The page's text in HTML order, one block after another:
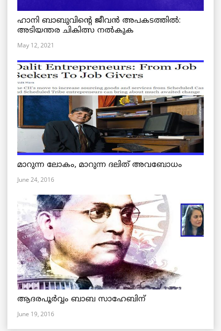
ഹാനി ബാബുവിന്റെ ജീവൻ അപകടത്തിൽ:
അടിയന്തര ചികിത്സ നൽകുക
May 12, 2021
മാറുന്ന ലോകം, മാറുന്ന ദലിത് അവബോധം
June 24, 2016
ആദരപൂര്‍വ്വം ബാബ സാഹേബിന്
June 19, 2016